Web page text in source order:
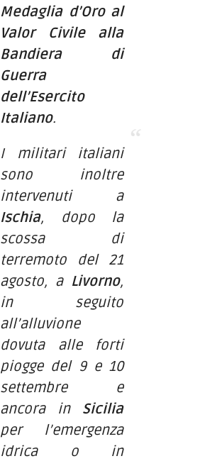
Medaglia d’Oro al
Valor Civile alla
Bandiera di
Guerra
dell’Esercito
Italiano.
I militari italiani
sono inoltre
intervenuti a
Ischia, dopo la
scossa di
terremoto del 21
agosto, a Livorno,
in seguito
all’alluvione
dovuta alle forti
piogge del 9 e 10
settembre e
ancora in Sicilia
per l’emergenza
idrica o in